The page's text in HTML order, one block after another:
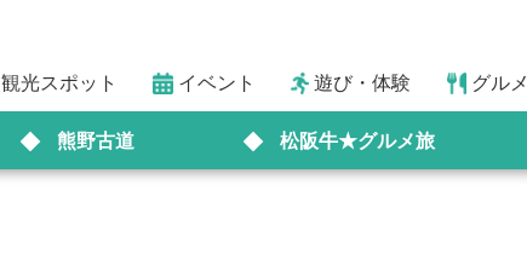
観光スポット イベント 遊び・体験 グルメ
熊野古道 松阪牛★グルメ旅